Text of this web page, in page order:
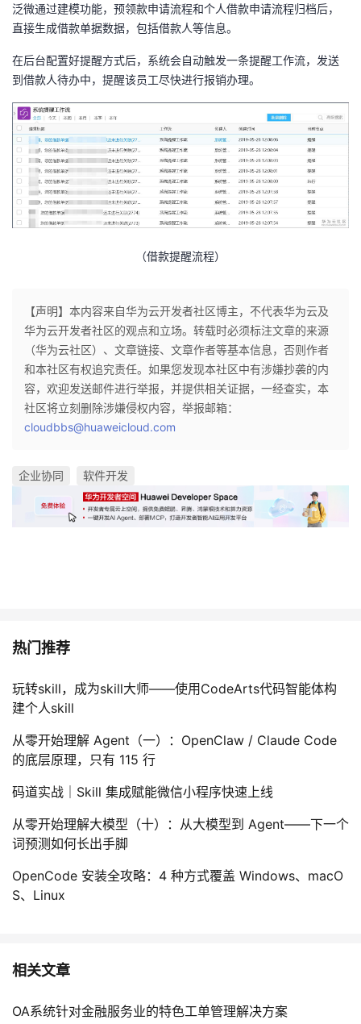
泛微通过建模功能，预领款申请流程和个人借款申请流程归档后，
直接生成借款单据数据，包括借款人等信息。
在后台配置好提醒方式后，系统会自动触发一条提醒工作流，发送
到借款人待办中，提醒该员工尽快进行报销办理。
（借款提醒流程）
【声明】本内容来自华为云开发者社区博主，不代表华为云及
华为云开发者社区的观点和立场。转载时必须标注文章的来源
（华为云社区）、文章链接、文章作者等基本信息，否则作者
和本社区有权追究责任。如果您发现本社区中有涉嫌抄袭的内
容，欢迎发送邮件进行举报，并提供相关证据，一经查实，本
社区将立刻删除涉嫌侵权内容，举报邮箱：
cloudbbs@huaweicloud.com
企业协同 软件开发
热门推荐
玩转skill，成为skill大师——使用CodeArts代码智能体构
建个人skill
从零开始理解 Agent（一）：OpenClaw / Claude Code
的底层原理，只有 115 行
码道实战｜Skill 集成赋能微信小程序快速上线
从零开始理解大模型（十）：从大模型到 Agent——下一个
词预测如何长出手脚
OpenCode 安装全攻略：4 种方式覆盖 Windows、macO
S、Linux
相关文章
OA系统针对金融服务业的特色工单管理解决方案